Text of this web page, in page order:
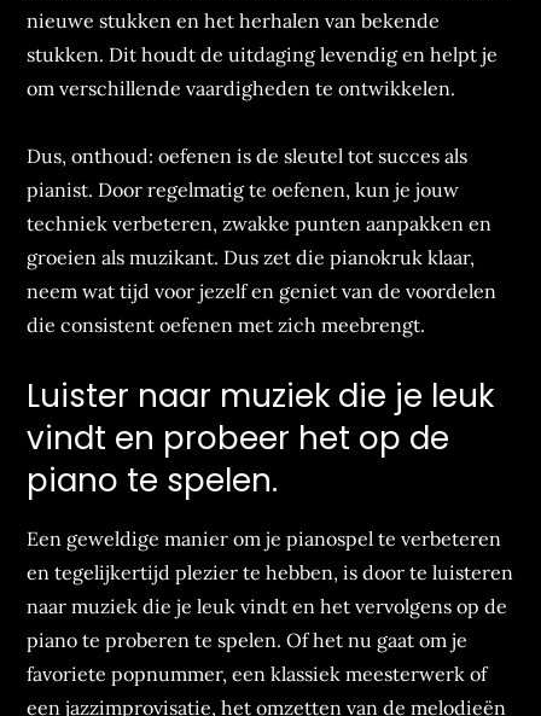
nieuwe stukken en het herhalen van bekende
stukken. Dit houdt de uitdaging levendig en helpt je
om verschillende vaardigheden te ontwikkelen.
Dus, onthoud: oefenen is de sleutel tot succes als
pianist. Door regelmatig te oefenen, kun je jouw
techniek verbeteren, zwakke punten aanpakken en
groeien als muzikant. Dus zet die pianokruk klaar,
neem wat tijd voor jezelf en geniet van de voordelen
die consistent oefenen met zich meebrengt.
Luister naar muziek die je leuk
vindt en probeer het op de
piano te spelen.
Een geweldige manier om je pianospel te verbeteren
en tegelijkertijd plezier te hebben, is door te luisteren
naar muziek die je leuk vindt en het vervolgens op de
piano te proberen te spelen. Of het nu gaat om je
favoriete popnummer, een klassiek meesterwerk of
een jazzimprovisatie, het omzetten van de melodieën